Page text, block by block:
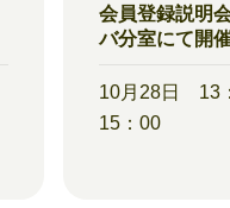
会員登録説明
バ分室にて開催
10月28日 13
15：00